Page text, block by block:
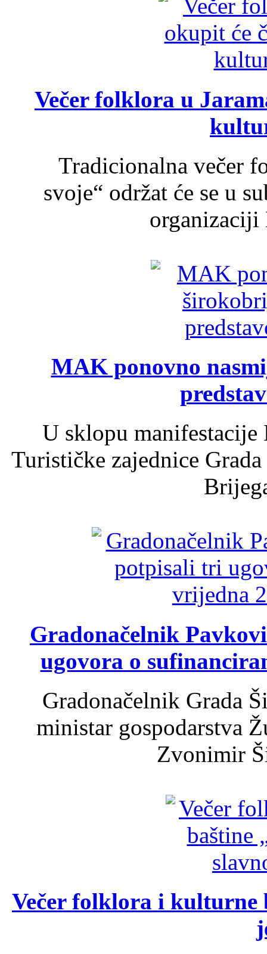
Večer folklora u
Tradicionalna večer
svoje“ održat će se u
organizaciji
MAK ponovno
U sklopu
Turističke zajednice
Gradonačelnik
ugovora o
Gradonačelnik Grada
ministar gospodarstva
Zvonimir
Večer folklora i kulturne